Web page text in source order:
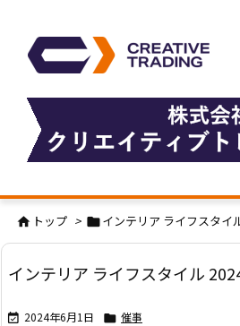
 トップ > インテリア ライフスタイ
インテリア ライフスタイル
 2024年6月1日  催事